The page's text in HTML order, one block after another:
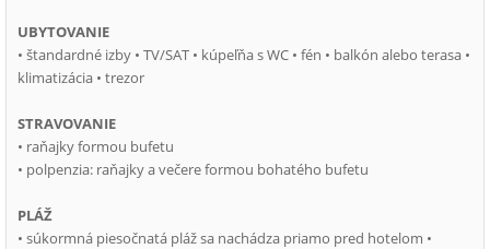
UBYTOVANIE
• štandardné izby • TV/SAT • kúpeľňa s WC • fén • balkón alebo terasa •
klimatizácia • trezor
STRAVOVANIE
• raňajky formou bufetu
• polpenzia: raňajky a večere formou bohatého bufetu
PLÁŽ
• súkormná piesočnatá pláž sa nachádza priamo pred hotelom •